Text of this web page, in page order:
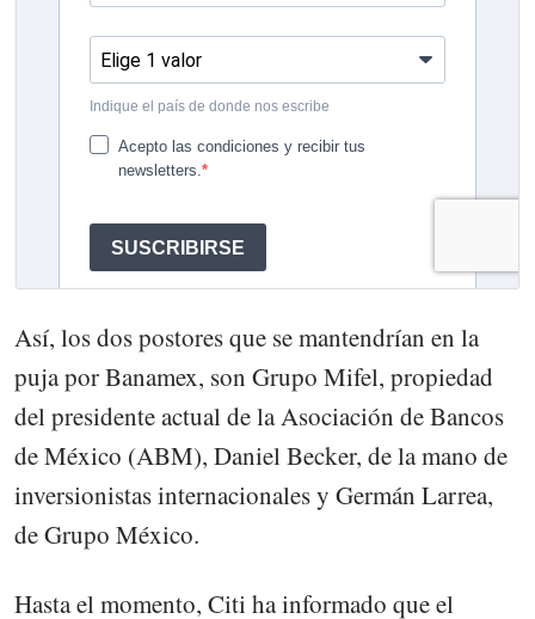
Así, los dos postores que se mantendrían en la
puja por Banamex, son Grupo Mifel, propiedad
del presidente actual de la Asociación de Bancos
de México (ABM), Daniel Becker, de la mano de
inversionistas internacionales y Germán Larrea,
de Grupo México.
Hasta el momento, Citi ha informado que el